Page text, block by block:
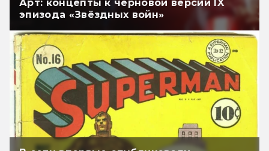
Арт: концепты к черновой версии IX
эпизода «Звёздных войн»